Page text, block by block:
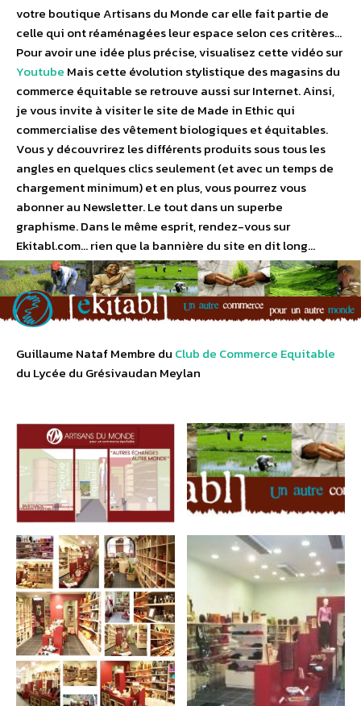
votre boutique Artisans du Monde car elle fait partie de
celle qui ont réaménagées leur espace selon ces critères…
Pour avoir une idée plus précise, visualisez cette vidéo sur
Youtube Mais cette évolution stylistique des magasins du
commerce équitable se retrouve aussi sur Internet. Ainsi,
je vous invite à visiter le site de Made in Ethic qui
commercialise des vêtement biologiques et équitables.
Vous y découvrirez les différents produits sous tous les
angles en quelques clics seulement (et avec un temps de
chargement minimum) et en plus, vous pourrez vous
abonner au Newsletter. Le tout dans un superbe
graphisme. Dans le même esprit, rendez-vous sur
Ekitabl.com… rien que la bannière du site en dit long…
Guillaume Nataf Membre du Club de Commerce Equitable
du Lycée du Grésivaudan Meylan